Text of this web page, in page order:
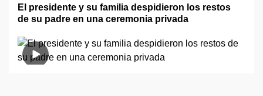
El presidente y su familia despidieron los restos
de su padre en una ceremonia privada